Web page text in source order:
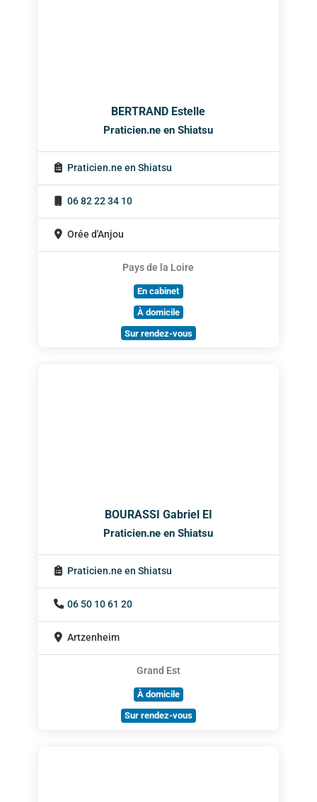
BERTRAND Estelle
Praticien.ne en Shiatsu
Praticien.ne en Shiatsu
06 82 22 34 10
Orée d'Anjou
Pays de la Loire
En cabinet
À domicile
Sur rendez-vous
BOURASSI Gabriel EI
Praticien.ne en Shiatsu
Praticien.ne en Shiatsu
06 50 10 61 20
Artzenheim
Grand Est
À domicile
Sur rendez-vous